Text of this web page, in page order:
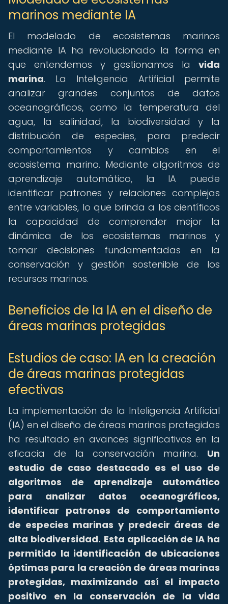
marinos mediante IA
El modelado de ecosistemas marinos
mediante IA ha revolucionado la forma en
que entendemos y gestionamos la vida
marina. La Inteligencia Artificial permite
analizar grandes conjuntos de datos
oceanográficos, como la temperatura del
agua, la salinidad, la biodiversidad y la
distribución de especies, para predecir
comportamientos y cambios en el
ecosistema marino. Mediante algoritmos de
aprendizaje automático, la IA puede
identificar patrones y relaciones complejas
entre variables, lo que brinda a los científicos
la capacidad de comprender mejor la
dinámica de los ecosistemas marinos y
tomar decisiones fundamentadas en la
conservación y gestión sostenible de los
recursos marinos.
Beneficios de la IA en el diseño de
áreas marinas protegidas
Estudios de caso: IA en la creación
de áreas marinas protegidas
efectivas
La implementación de la Inteligencia Artificial
(IA) en el diseño de áreas marinas protegidas
ha resultado en avances significativos en la
eficacia de la conservación marina. Un
estudio de caso destacado es el uso de
algoritmos de aprendizaje automático
para analizar datos oceanográficos,
identificar patrones de comportamiento
de especies marinas y predecir áreas de
alta biodiversidad. Esta aplicación de IA ha
permitido la identificación de ubicaciones
óptimas para la creación de áreas marinas
protegidas, maximizando así el impacto
positivo en la conservación de la vida